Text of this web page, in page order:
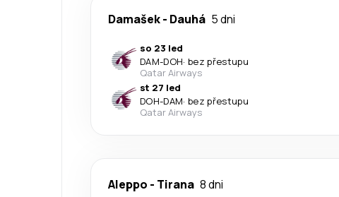
Damašek- Dauhá 5 dni
so 23 led
DAM-DOH· bez přestupu
Qatar Airways
st 27 led
DOH-DAM· bez přestupu
Qatar Airways
Aleppo - Tirana 8 dni